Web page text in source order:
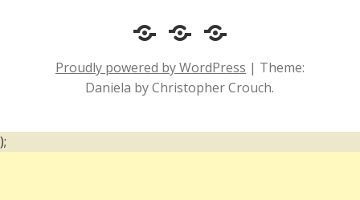
Cotidiano
Comportamento
Inclusão
e
Acessibilidade
Diário
um
surdo
Proudly powered by WordPress | Theme:
Daniela by Christopher Crouch.
);